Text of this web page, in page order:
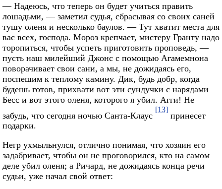
— Надеюсь, что теперь он будет учиться править
лошадьми, — заметил судья, сбрасывая со своих саней
тушу оленя и несколько баулов. — Тут хватит места для
вас всех, господа. Мороз крепчает, мистеру Гранту надо
торопиться, чтобы успеть приготовить проповедь, —
пусть наш милейший Джонс с помощью Агамемнона
поворачивает свои сани, а мы, не дожидаясь его,
поспешим к теплому камину. Дик, будь добр, когда
будешь готов, прихвати вот эти сундучки с нарядами
Бесс и вот этого оленя, которого я убил. Агги! Не
забудь, что сегодня ночью Санта-Клаус
[13]
принесет
подарки.
Негр ухмыльнулся, отлично понимая, что хозяин его
задабривает, чтобы он не проговорился, кто на самом
деле убил оленя; а Ричард, не дожидаясь конца речи
судьи, уже начал свой ответ: